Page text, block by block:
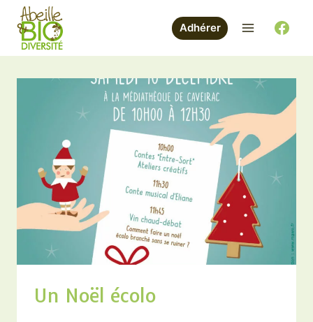
Aller
contenu
Adhérer
Un Noël écolo